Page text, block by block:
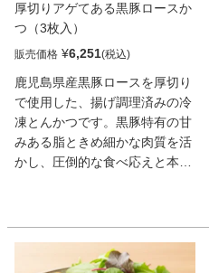
厚切りアゲてある黒豚ロースか
つ（3枚入）
販売価格 ¥6,251
鹿児島県産黒豚ロースを厚切り
で使用した、揚げ調理済みの冷
凍とんかつです。黒豚特有の甘
みある脂ときめ細かな肉質を活
かし、圧倒的な食べ応えと本格
子レンジとトースターを併用す
ることで、揚げたてのようなサ